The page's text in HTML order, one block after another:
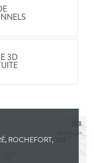
3D
ROCHEFORT,